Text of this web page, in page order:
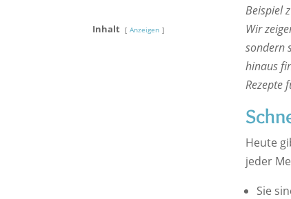
Inhalt Anzeigen
Beispiel
Wir
sondern
hinaus
Rezepte
Heute
jeder
Sie